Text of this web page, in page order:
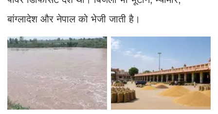
बांग्लादेश और नेपाल को भेजी जाती है।